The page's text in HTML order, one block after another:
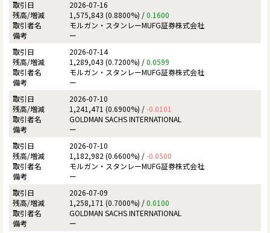
2026-07-16
1,575,843 (0.8800%) /0.1600
モルガン・スタンレーMUFG証券株式会社
ー
2026-07-14
1,289,043 (0.7200%) /0.0599
モルガン・スタンレーMUFG証券株式会社
ー
2026-07-10
1,241,471 (0.6900%) /-0.0101
GOLDMAN SACHS INTERNATIONAL
ー
2026-07-10
1,182,982 (0.6600%) /-0.0500
モルガン・スタンレーMUFG証券株式会社
ー
2026-07-09
1,258,171 (0.7000%) /0.0100
GOLDMAN SACHS INTERNATIONAL
ー